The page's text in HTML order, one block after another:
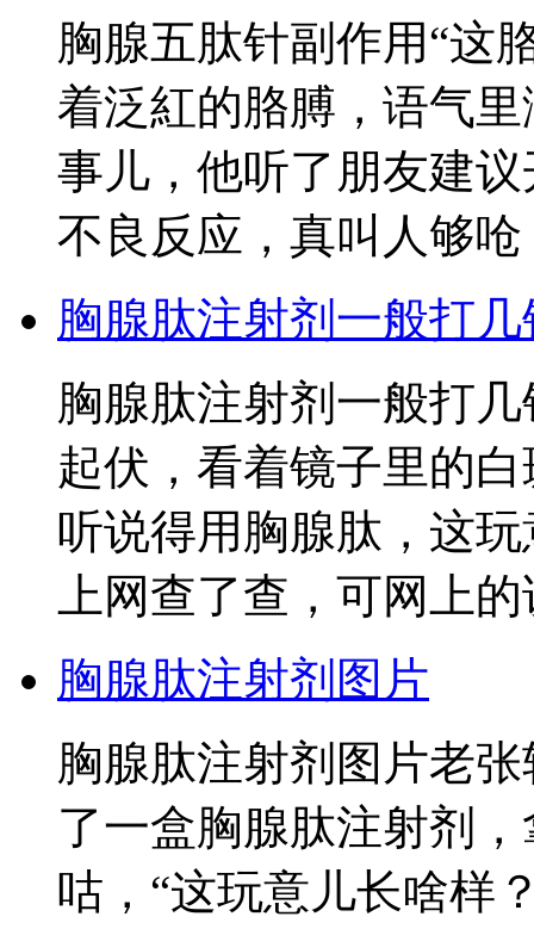
胸腺五肽针副作用“这
着泛紅的胳膊，语气
事儿，他听了朋友建
不良反应，真叫人够呛
胸腺肽注射剂一般打几
胸腺肽注射剂一般打
起伏，看着镜子里的
听说得用胸腺肽，这
上网查了查，可网上
胸腺肽注射剂图片
胸腺肽注射剂图片老
了一盒胸腺肽注射剂
咕，“这玩意儿长啥样